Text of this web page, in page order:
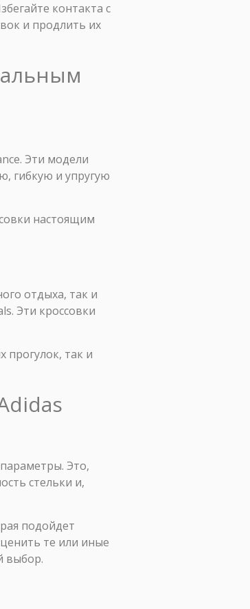
контакта с
и продлить их
Эти модели
гибкую и упругую
настоящим
отдыха, так и
Эти кроссовки
прогулок, так и
Это,
стельки и,
подойдет
те или иные
выбор.